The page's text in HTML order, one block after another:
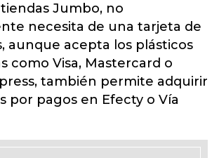
Jumbo, no
necesita de una tarjeta de
aunque acepta los plásticos
como Visa, Mastercard o
también permite adquirir
por pagos en Efecty o Vía